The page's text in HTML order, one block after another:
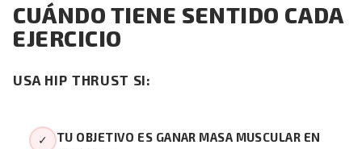
CUÁNDO TIENE SENTIDO CADA
EJERCICIO
USA HIP THRUST SI:
✓
TU OBJETIVO ES GANAR MASA MUSCULAR EN